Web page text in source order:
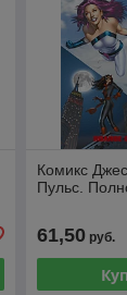
Комикс
Пульс.
61,50руб.